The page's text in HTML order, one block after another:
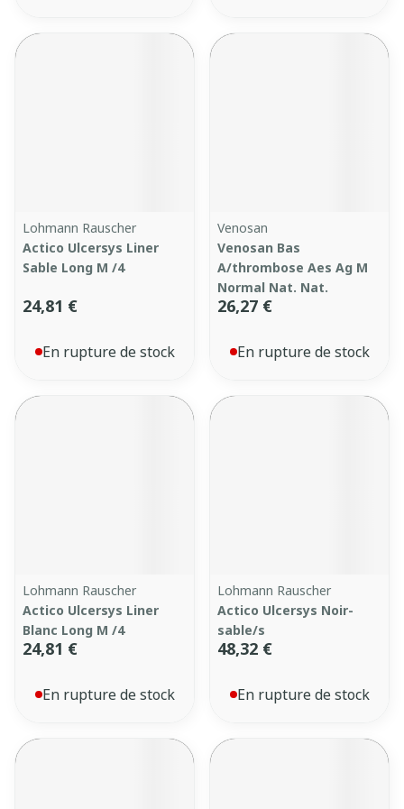
Lohmann Rauscher
Actico Ulcersys Liner
Sable Long M /4
24,81 €
En rupture de stock
Venosan
Venosan Bas
A/thrombose Aes Ag M
Normal Nat. Nat.
26,27 €
En rupture de stock
Lohmann Rauscher
Actico Ulcersys Liner
Blanc Long M /4
24,81 €
En rupture de stock
Lohmann Rauscher
Actico Ulcersys Noir-
sable/s
48,32 €
En rupture de stock